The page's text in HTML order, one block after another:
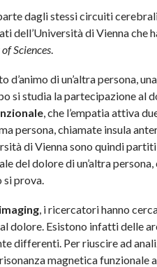
dagli stessi circuiti
dell’Università di Vienna che
Sciences
d’animo di un’altra persona,
si studia la partecipazione al
, che l’empatia attiva
persona, chiamate insula
di Vienna sono quindi partiti
del dolore di un’altra persona,
prova.
, i ricercatori hanno
dolore. Esistono infatti delle
differenti. Per riuscire ad
magnetica funzionale